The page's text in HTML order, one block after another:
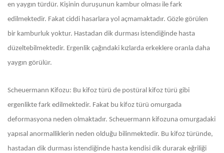
en yaygın türdür. Kişinin duruşunun kambur olması ile fark
edilmektedir. Fakat ciddi hasarlara yol açmamaktadır. Gözle görülen
bir kamburluk yoktur. Hastadan dik durması istendiğinde hasta
düzeltebilmektedir. Ergenlik çağındaki kızlarda erkeklere oranla daha
yaygın görülür.
Scheuermann Kifozu: Bu kifoz türü de postüral kifoz türü gibi
ergenlikte fark edilmektedir. Fakat bu kifoz türü omurgada
deformasyona neden olmaktadır. Scheuermann kifozuna omurgadaki
yapısal anormalliklerin neden olduğu bilinmektedir. Bu kifoz türünde,
hastadan dik durması istendiğinde hasta kendisi dik durarak eğriliği